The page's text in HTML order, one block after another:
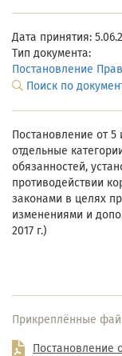
Дата принятия:
Тип документа:
Постановление
Поиск по
Постановление от 5
отдельные
обязанностей,
противодействии
законами в целях
изменениями и
2017 г.)
Прикреплённые
Постановление